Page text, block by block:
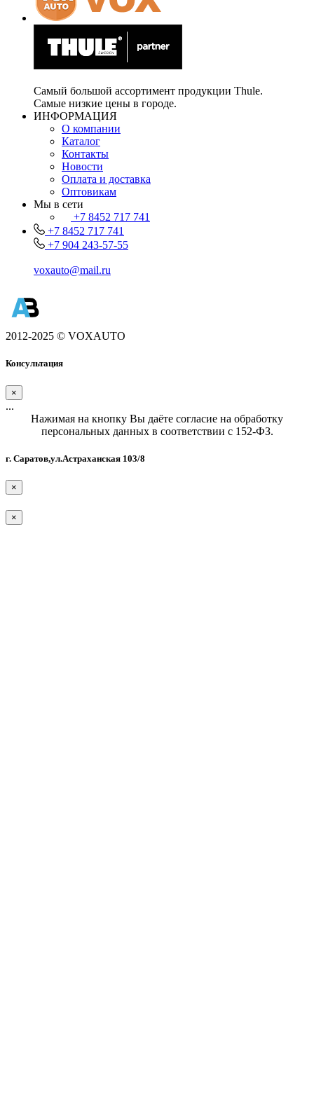
Самый большой ассортимент продукции Thule.
Самые низкие цены в городе.
ИНФОРМАЦИЯ
О компании
Каталог
Контакты
Новости
Оплата и доставка
Оптовикам
Мы в сети
+7 8452 717 741
+7 8452 717 741
+7 904 243-57-55
voxauto@mail.ru
2012-2025 © VOXAUTO
Консультация
×
...
Нажимая на кнопку Вы даёте согласие на обработку
персональных данных в соответствии с 152-ФЗ.
г. Саратов,ул.Астраханская 103/8
×
×